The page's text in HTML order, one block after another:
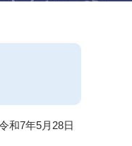
7年5月28日